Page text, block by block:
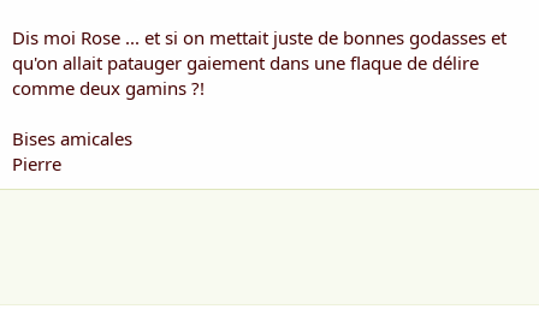
Dis moi Rose ... et si on mettait juste de bonnes godasses et
qu'on allait patauger gaiement dans une flaque de délire
comme deux gamins ?!
Bises amicales
Pierre